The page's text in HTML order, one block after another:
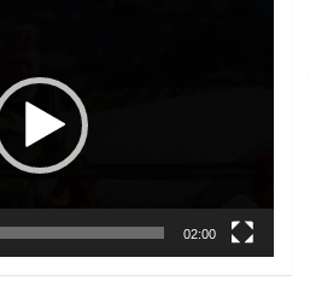
02:00